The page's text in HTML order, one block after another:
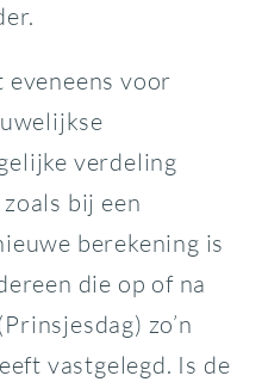
eveneens voor
verdeling
bij een
berekening is
die op of na
zo’n
vastgelegd. Is de